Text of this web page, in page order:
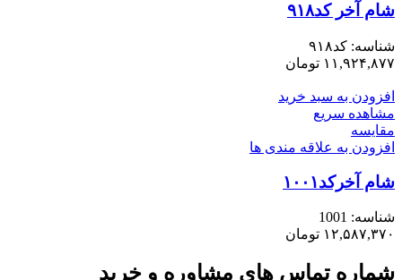
شام آخر کد۹۱۸
شناسه: کد۹۱۸
۱۱,۹۲۴,۸۷۷ تومان
افزودن به سبد خرید
مشاهده سریع
مقایسه
افزودن به علاقه مندی ها
شام آخرکد۱۰۰۱
شناسه: 1001
۱۲,۵۸۷,۳۷۰ تومان
شماره تماس های مشاوره و خرید